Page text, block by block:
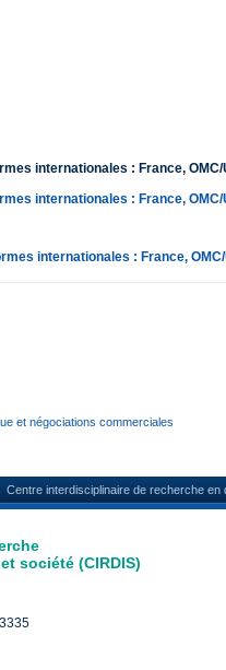
internationales : France, OMC/
internationales : France, OMC/
internationales : France, OMC/
et négociations commerciales
Centre interdisciplinaire de recherche
société (CIRDIS)